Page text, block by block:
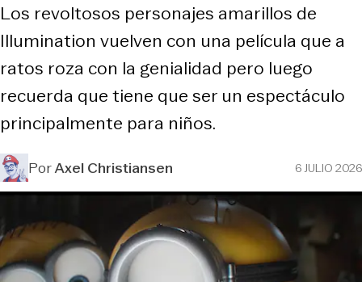
Los revoltosos personajes amarillos de
Illumination vuelven con una película que a
ratos roza con la genialidad pero luego
recuerda que tiene que ser un espectáculo
principalmente para niños.
PorAxel Christiansen 6 JULIO 2026